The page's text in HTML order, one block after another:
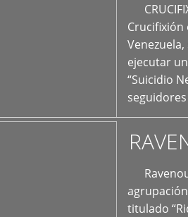
Crucifixión
ejecutar
“Suicidio
titulado